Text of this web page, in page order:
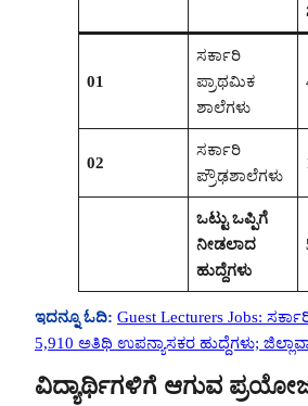
01
ಸರ್ಕಾರಿ
ಪ್ರಾಥಮಿಕ
ಶಾಲೆಗಳು
02
ಸರ್ಕಾರಿ
ಪ್ರೌಢಶಾಲೆಗಳು
ಒಟ್ಟು ಒಪ್ಪಿಗೆ
ನೀಡಲಾದ
ಹುದ್ದೆಗಳು
ಇದನ್ನೂ ಓದಿ: Guest Lecturers Jobs:
5,910 ಅತಿಥಿ ಉಪನ್ಯಾಸಕರ ಹುದ್ದೆಗಳು;
ವಿದ್ಯಾರ್ಥಿಗಳಿಗೆ ಆಗುವ